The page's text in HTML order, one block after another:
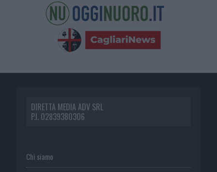
DIRETTA MEDIA ADV SRL
P.I. 02839380306
Chi siamo